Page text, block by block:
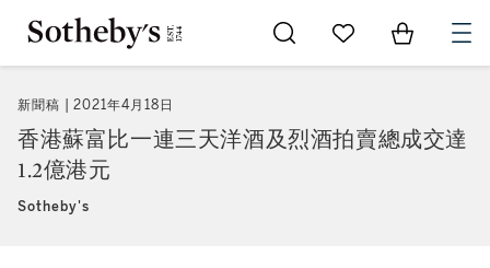
Go to My Favorites
Items in
新聞稿 2021年4月18日
香港蘇富比一連三天洋酒及烈酒拍賣總成交達
1.2億港元
Sotheby's